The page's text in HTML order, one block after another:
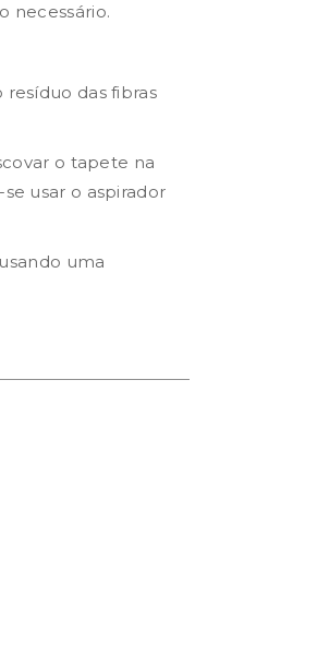
necessário.
das fibras
o tapete na
usar o aspirador
uma